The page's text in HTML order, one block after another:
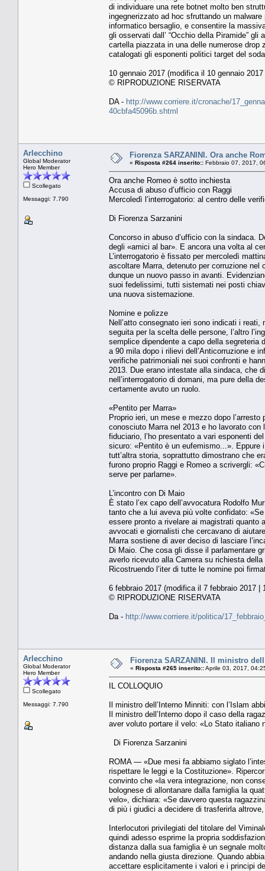
di individuare una rete botnet molto ben
ingegnerizzato ad hoc sfruttando un
informatico bersaglio, e consentire la
gli osservati dall’ “Occhio della Piramide”
cartella piazzata in una delle numerose drop
catalogati gli esponenti politici target del
10 gennaio 2017 (modifica il 10 gennaio 2017
© RIPRODUZIONE RISERVATA
DA - http://www.corriere.it/cronache/
40cbfa45096b.shtml
Arlecchino
Global Moderator
Hero Member
Scollegato
Messaggi: 7.790
Fiorenza SARZANINI. Ora anche
« Risposta #264 inserito:: Febbraio 07, 2017,
Ora anche Romeo è sotto inchiesta
Accusa di abuso d’ufficio con Raggi
Mercoledì l’interrogatorio: al centro delle
Di Fiorenza Sarzanini
Concorso in abuso d’ufficio con la sindaca.
degli «amici al bar». E ancora una volta al
L’interrogatorio è fissato per mercoledì
ascoltare Marra, detenuto per corruzione nel
dunque un nuovo passo in avanti.
suoi fedelissimi, tutti sistemati nei posti
una nuova sistemazione.
Nomine e polizze
Nell’atto consegnato ieri sono indicati i
seguita per la scelta delle persone, l’altro
semplice dipendente a capo della segreteria
a 90 mila dopo i rilievi dell’Anticorruzione e
verifiche patrimoniali nei suoi confronti e
2013. Due erano intestate alla sindaca, che
nell’interrogatorio di domani, ma pure della
certamente avuto un ruolo.
«Pentito per Marra»
Proprio ieri, un mese e mezzo dopo
conosciuto Marra nel 2013 e ho lavorato
fiduciario, l’ho presentato a vari esponenti
sicuro: «Pentito è un eufemismo...». Eppure
tutt’altra storia, soprattutto dimostrano che
furono proprio Raggi e Romeo a scrivergli:
serve per parlarne».
L’incontro con Di Maio
È stato l’ex capo dell’avvocatura Rodolfo
tanto che a lui aveva più volte confidato:
essere pronto a rivelare ai magistrati quanto
avvocati e giornalisti che cercavano di
Marra sostiene di aver deciso di lasciare
Di Maio. Che cosa gli disse il parlamentare
averlo ricevuto alla Camera su richiesta
Ricostruendo l’iter di tutte le nomine poi
6 febbraio 2017 (modifica il 7 febbraio 2017 |
© RIPRODUZIONE RISERVATA
Da - http://www.corriere.it/politica/
Arlecchino
Global Moderator
Hero Member
Scollegato
Messaggi: 7.790
Fiorenza SARZANINI. Il ministro
« Risposta #265 inserito::Aprile 03, 2017,
IL COLLOQUIO
Il ministro dell’Interno Minniti: con l’Islam
Il ministro dell’Interno dopo il caso della
aver voluto portare il velo: «Lo Stato italiano
Di Fiorenza Sarzanini
ROMA — «Due mesi fa abbiamo siglato
rispettare le leggi e la Costituzione».
convinto che «la vera integrazione, non
bolognese di allontanare dalla famiglia la
velo», dichiara: «Se davvero questa
di più i giudici a decidere di trasferirla
Interlocutori privilegiati del titolare del
quindi adesso esprime la propria
distanza dalla sua famiglia è un segnale
andando nella giusta direzione. Quando
accettare esplicitamente i valori e i principi